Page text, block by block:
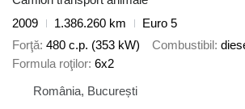
2009
1.386.260 km
Euro 5
Forţă 480 c.p. (353 kW) Combustibil
Formula roţilor 6x2
România, București